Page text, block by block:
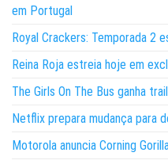
em Portugal
Royal Crackers: Temporada 2
Reina Roja estreia hoje em
The Girls On The Bus ganha
Netflix prepara mudança para
Motorola anuncia Corning